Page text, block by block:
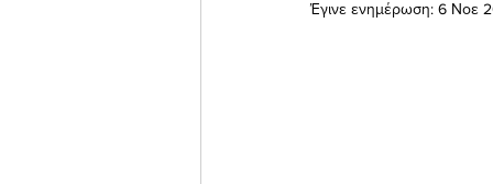
Έγινε ενημέρωση: 6 Νοε